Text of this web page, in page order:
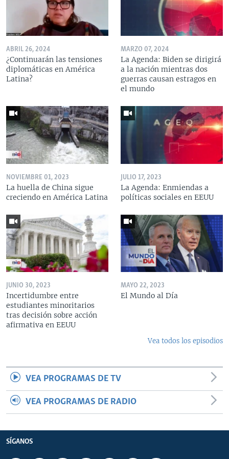
ABRIL 26, 2024
¿Continuarán las tensiones
diplomáticas en América
Latina?
MARZO 07, 2024
La Agenda: Biden se dirigirá
a la nación mientras dos
guerras causan estragos en
el mundo
NOVIEMBRE 01, 2023
La huella de China sigue
creciendo en América Latina
JULIO 17, 2023
La Agenda: Enmiendas a
políticas sociales en EEUU
JUNIO 30, 2023
Incertidumbre entre
estudiantes minoritarios
tras decisión sobre acción
afirmativa en EEUU
MAYO 22, 2023
El Mundo al Día
Vea todos los episodios
VEA PROGRAMAS DE TV
VEA PROGRAMAS DE RADIO
SÍGANOS